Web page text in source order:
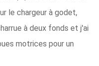
le chargeur à godet,
à deux fonds et j'ai
motrices pour un